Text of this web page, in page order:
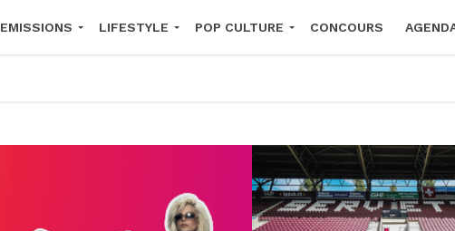
EMISSIONS LIFESTYLE POP CULTURE CONCOURS